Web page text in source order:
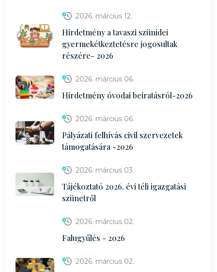
2026. március 12.
Hirdetmény a tavaszi szünidei
gyermekétkeztetésre jogosultak
részére- 2026
2026. március 06.
Hirdetmény óvodai beiratásról-2026
2026. március 06.
Pályázati felhívás civil szervezetek
támogatására -2026
2026. március 03.
Tájékoztató 2026. évi téli igazgatási
szünetről
2026. március 02.
Falugyűlés - 2026
2026. március 02.